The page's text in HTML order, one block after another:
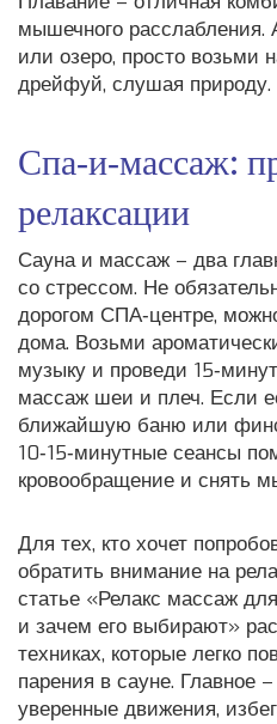
мышечного расслабления.
или озеро, просто возьми
дрейфуй, слушая природу.
Спа‑и‑массаж:
релаксации
Сауна и массаж – два
со стрессом. Не
дорогом СПА‑центре,
дома. Возьми
музыку и проведи
массаж шеи и плеч. Если
ближайшую баню или
10‑15‑минутные сеансы
кровообращение и снять
Для тех, кто хочет
обратить внимание на
статье «Релакс массаж
и зачем его выбирают»
техниках, которые легко
парения в сауне. Главное
уверенные движения,